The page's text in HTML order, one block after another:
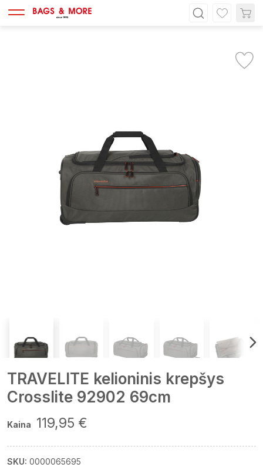
TRAVELITE kelioninis krepšys
Crosslite 92902 69cm
Kaina 119,95 €
SKU: 0000065695